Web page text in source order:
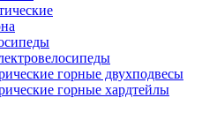
горные двухподвесы
горные хардтейлы